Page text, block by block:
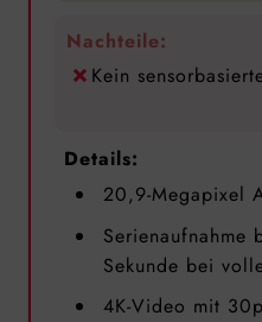
Nachteile:
Kein
Details:
20,9-Megapixel
Serienaufnahme
Sekunde bei
4K-Video mit 30p